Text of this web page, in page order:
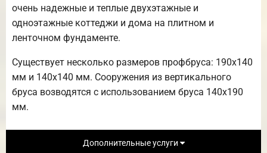
очень надежные и теплые двухэтажные и
одноэтажные коттеджи и дома на плитном и
ленточном фундаменте.
Существует несколько размеров профбруса: 190х140
мм и 140х140 мм. Сооружения из вертикального
бруса возводятся с использованием бруса 140х190
мм.
Дополнительные услуги